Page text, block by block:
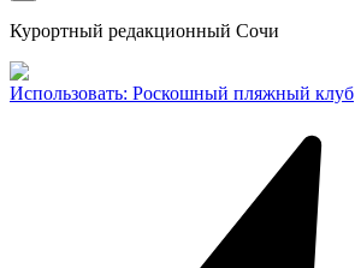
Курортный редакционный Сочи
Использовать: Роскошный пляжный клуб